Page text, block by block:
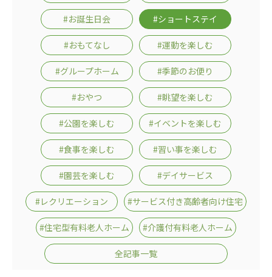
#お誕生日会 #ショートステイ
#おもてなし #運動を楽しむ
#グループホーム #季節のお便り
#おやつ #眺望を楽しむ
#公園を楽しむ #イベントを楽しむ
#食事を楽しむ #習い事を楽しむ
#園芸を楽しむ #デイサービス
#レクリエーション #サービス付き高齢者向け住宅
#住宅型有料老人ホーム #介護付有料老人ホーム
全記事一覧